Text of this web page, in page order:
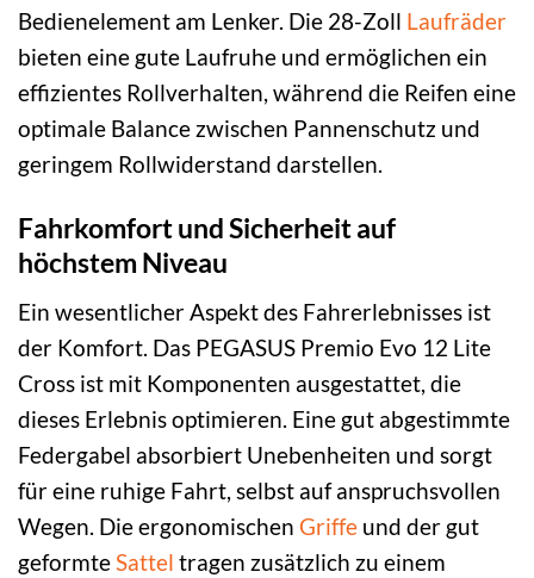
Bedienelement am Lenker. Die 28-Zoll Laufräder
bieten eine gute Laufruhe und ermöglichen ein
effizientes Rollverhalten, während die Reifen eine
optimale Balance zwischen Pannenschutz und
geringem Rollwiderstand darstellen.
Fahrkomfort und Sicherheit auf
höchstem Niveau
Ein wesentlicher Aspekt des Fahrerlebnisses ist
der Komfort. Das PEGASUS Premio Evo 12 Lite
Cross ist mit Komponenten ausgestattet, die
dieses Erlebnis optimieren. Eine gut abgestimmte
Federgabel absorbiert Unebenheiten und sorgt
für eine ruhige Fahrt, selbst auf anspruchsvollen
Wegen. Die ergonomischen Griffe und der gut
geformteSattel tragen zusätzlich zu einem